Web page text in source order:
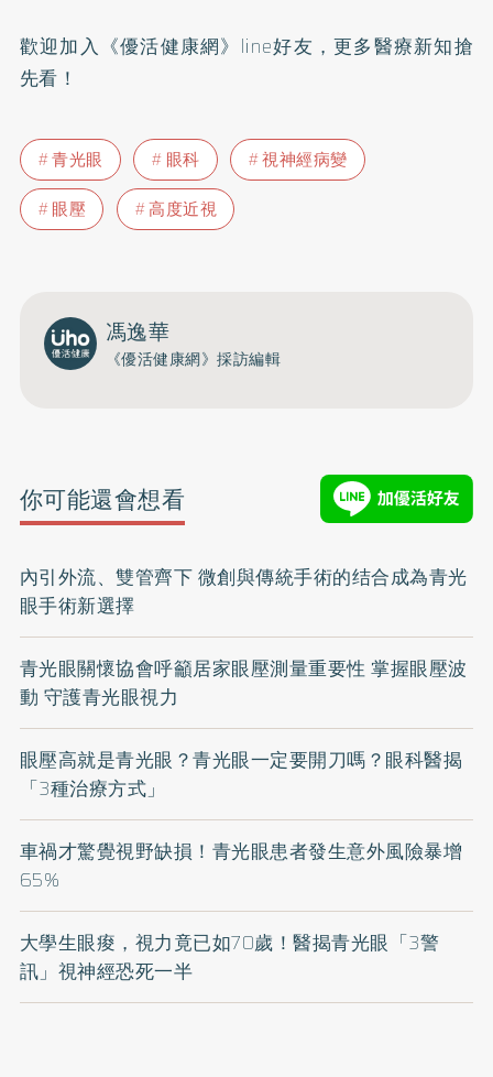
歡迎加入 《優活健康網》line好友 ，更多醫療新知搶
先看！
青光眼 眼科
視神經病變
眼壓
高度近視
馮逸華
《優活健康網》採訪編輯
你可能還會想看
內引外流、雙管齊下 微創與傳統手術的结合成為青光
眼手術新選擇
青光眼關懷協會呼籲居家眼壓測量重要性 掌握眼壓波
動 守護青光眼視力
眼壓高就是青光眼？青光眼一定要開刀嗎？眼科醫揭
「3種治療方式」
車禍才驚覺視野缺損！青光眼患者發生意外風險暴增
65%
大學生眼痠，視力竟已如70歲！醫揭青光眼「3警
訊」視神經恐死一半